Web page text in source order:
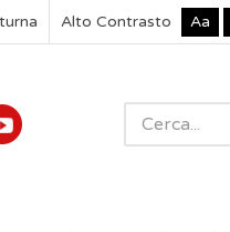
Alto Contrasto Aa